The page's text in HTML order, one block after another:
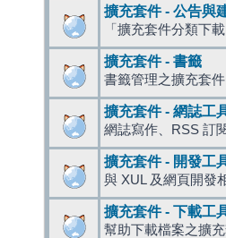
擴充套件 - 公告與
「擴充套件分類下
擴充套件 - 書籤
書籤管理之擴充套件
擴充套件 - 網誌工
網誌寫作、RSS 訂
擴充套件 - 開發工
與 XUL 及網頁開發
擴充套件 - 下載工
幫助下載檔案之擴